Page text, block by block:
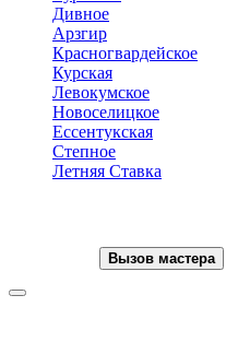
Дивное
Арзгир
Красногвардейское
Курская
Левокумское
Новоселицкое
Ессентукская
Степное
Летняя Ставка
Вызов мастера
Toggle